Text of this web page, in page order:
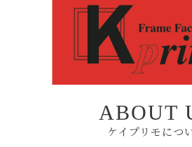
福岡工業トップページ：
s://fukuoka-ind.com/
K-primo（ケイプリモ
ページ： https://
om/k-primo
今後とも宜しくお願い
ABOUT
ケイプリモにつ